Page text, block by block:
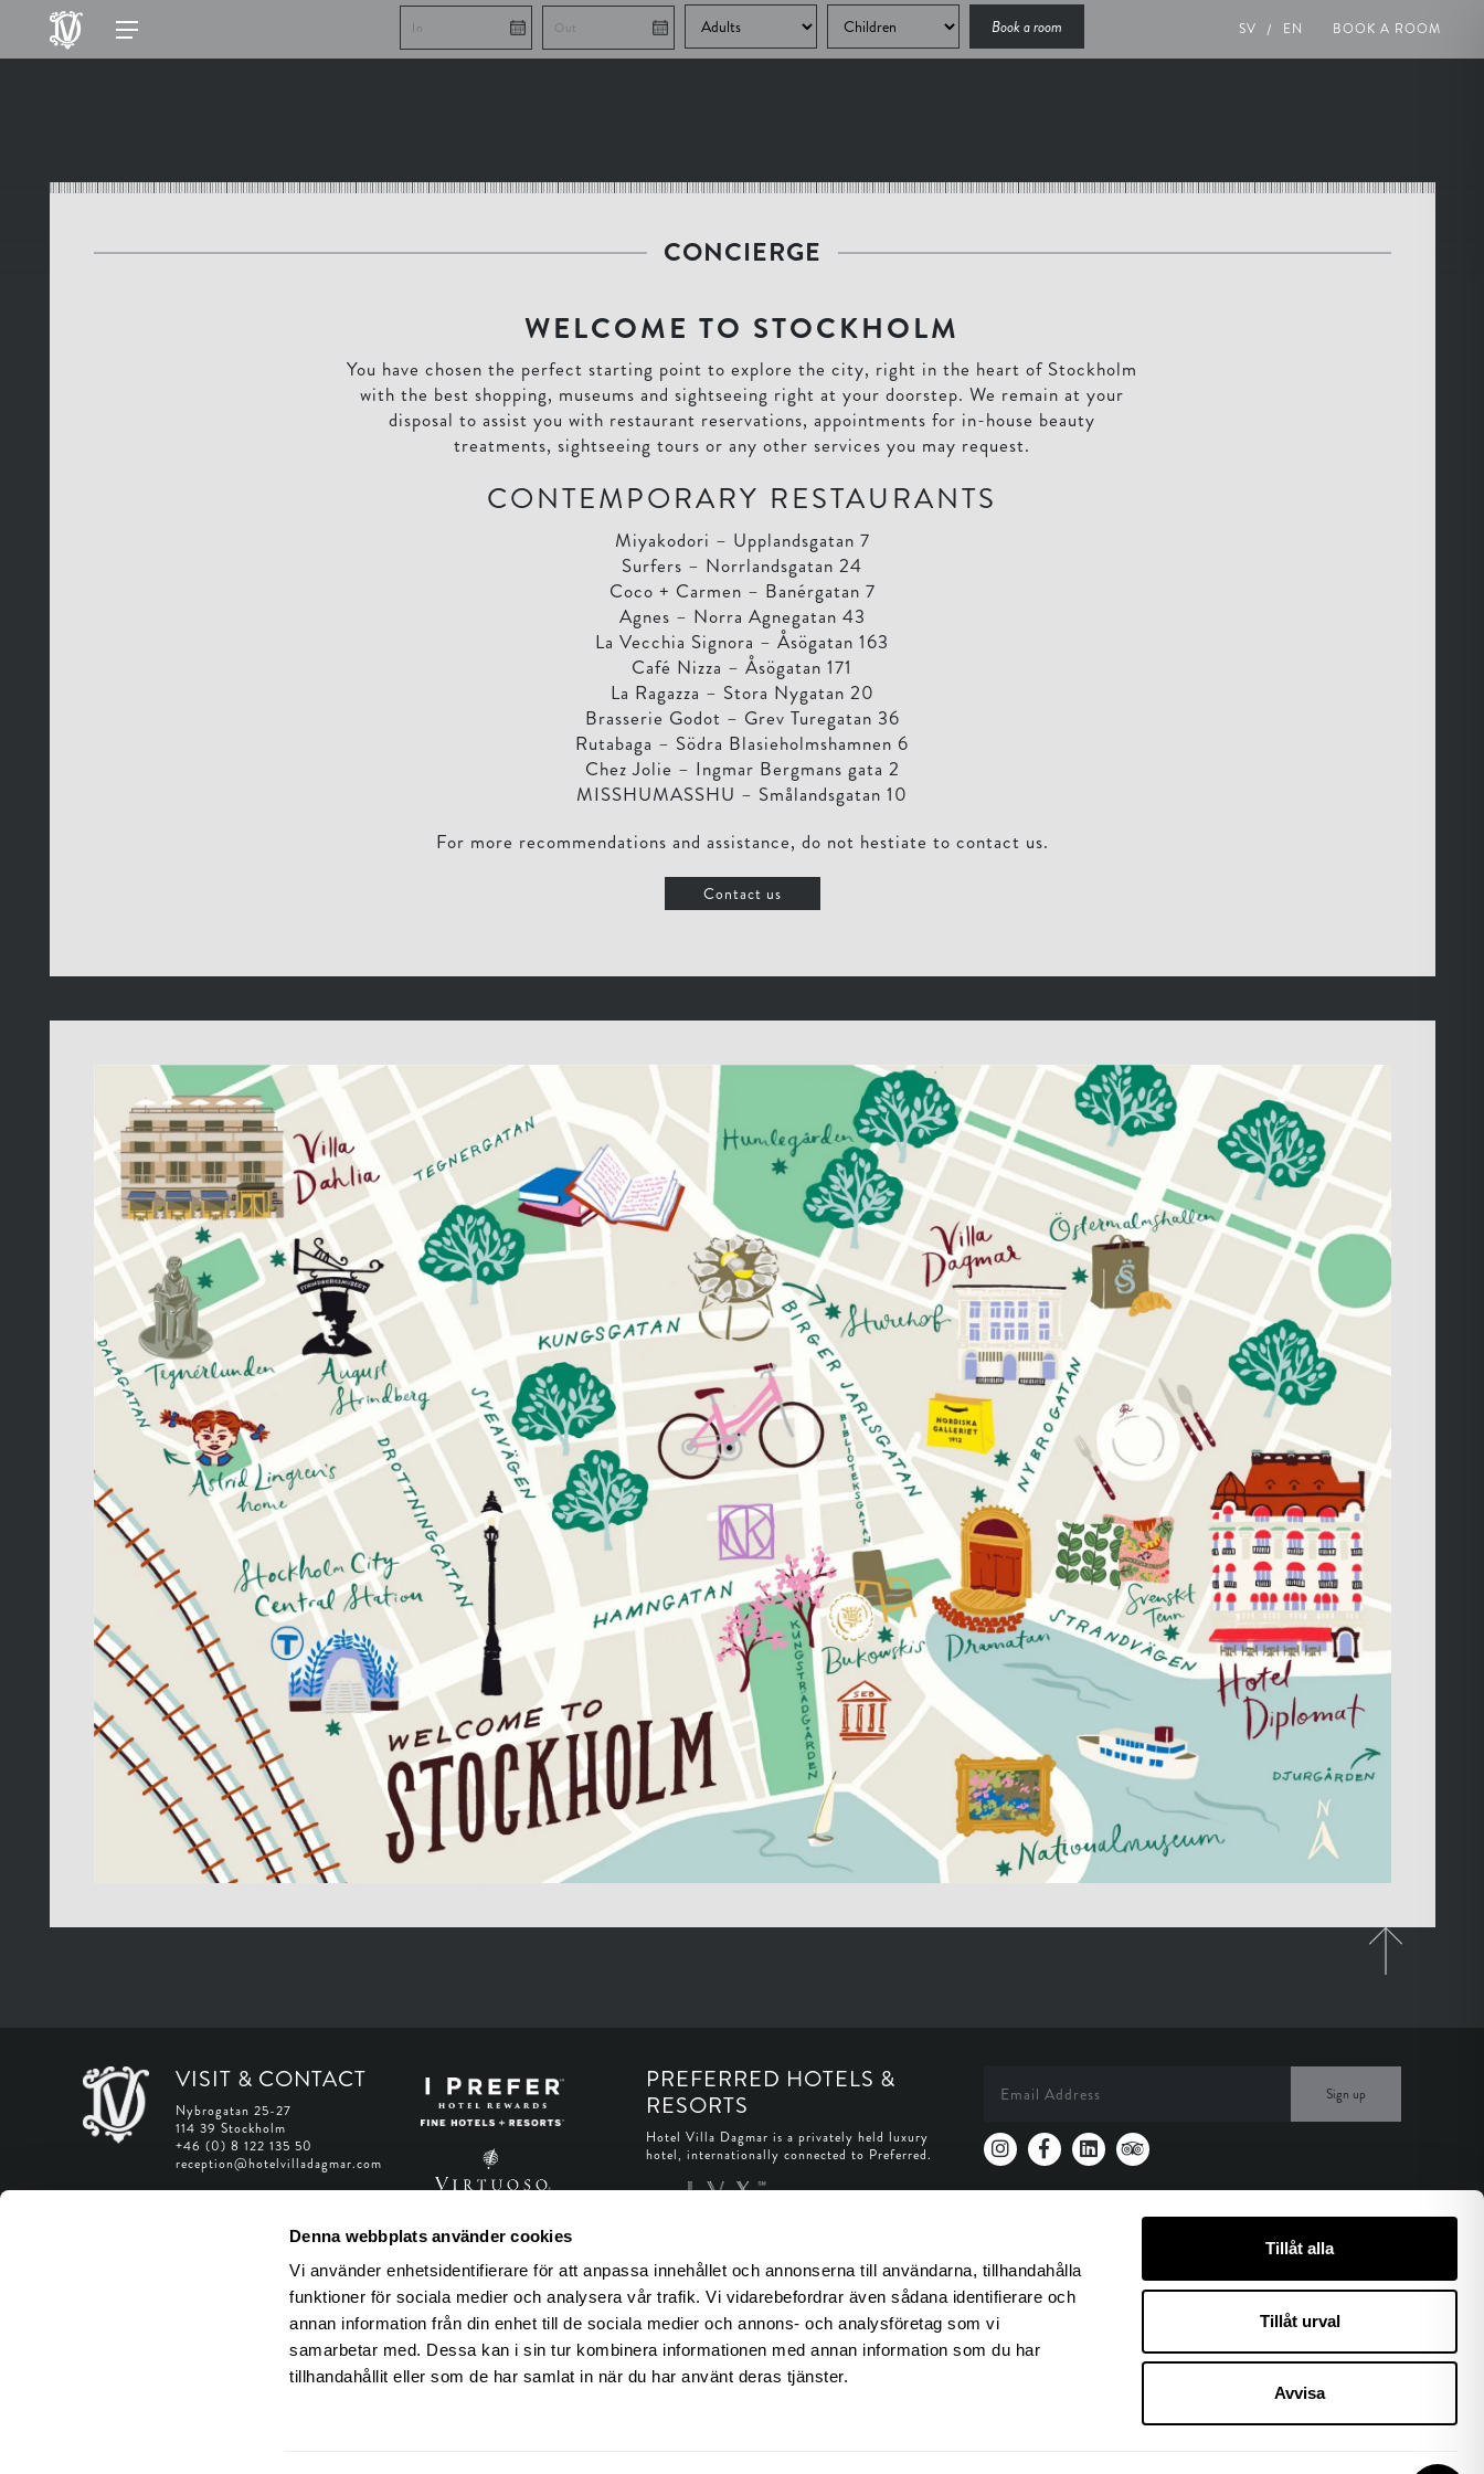
Denna webbplats använder cookies
Vi använder enhetsidentifierare för att anpassa innehållet och annonserna till användarna, tillhandahålla
funktioner för sociala medier och analysera vår trafik. Vi vidarebefordrar även sådana identifierare och
annan information från din enhet till de sociala medier och annons- och analysföretag som vi
samarbetar med. Dessa kan i sin tur kombinera informationen med annan information som du har
tillhandahållit eller som de har samlat in när du har använt deras tjänster.
Tillåt alla
Tillåt urval
Avvisa
SV EN BOOK A ROOM
Book a room
CONCIERGE
WELCOME TO STOCKHOLM
You have chosen the perfect starting point to explore the city, right in the heart of Stockholm
with the best shopping, museums and sightseeing right at your doorstep. We remain at your
disposal to assist you with restaurant reservations, appointments for in-house beauty
treatments, sightseeing tours or any other services you may request.
CONTEMPORARY RESTAURANTS
Miyakodori – Upplandsgatan 7
Surfers – Norrlandsgatan 24
Coco + Carmen – Banérgatan 7
Agnes – Norra Agnegatan 43
La Vecchia Signora – Åsögatan 163
Café Nizza – Åsögatan 171
La Ragazza – Stora Nygatan 20
Brasserie Godot – Grev Turegatan 36
Rutabaga – Södra Blasieholmshamnen 6
Chez Jolie – Ingmar Bergmans gata 2
MISSHUMASSHU – Smålandsgatan 10
For more recommendations and assistance, do not hestiate to contact us.
Contact us
VISIT & CONTACT
Nybrogatan 25-27
114 39 Stockholm
+46 (0) 8 122 135 50
reception@hotelvilladagmar.com
Web Accessibility Statement
PREFERRED HOTELS &
RESORTS
Hotel Villa Dagmar is a privately held luxury
hotel, internationally connected to Preferred.
Sign up